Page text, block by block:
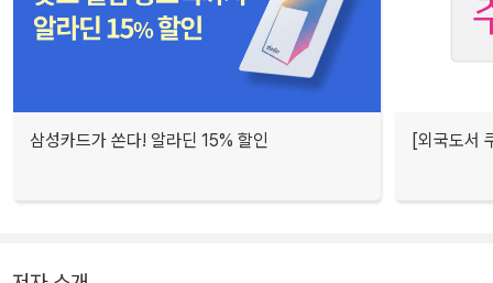
삼성카드가 쏜다! 알라딘 15% 할인 [외국도서